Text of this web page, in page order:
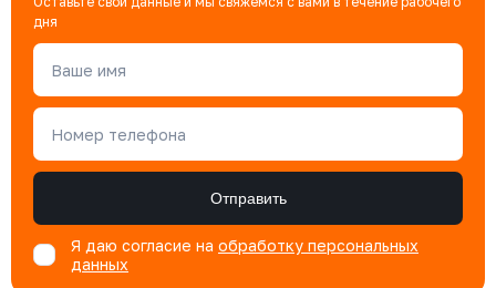
дня
Ваше имя
Номер телефона
Отправить
Я даю согласие на обработку персональных
данных